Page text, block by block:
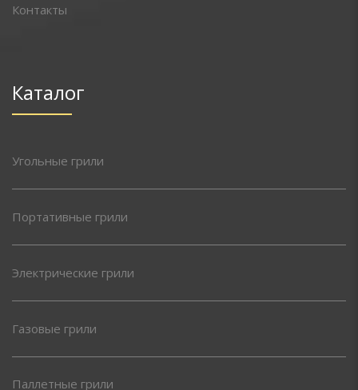
Контакты
Каталог
Угольные грили
Портативные грили
Электрические грили
Газовые грили
Паллетные грили